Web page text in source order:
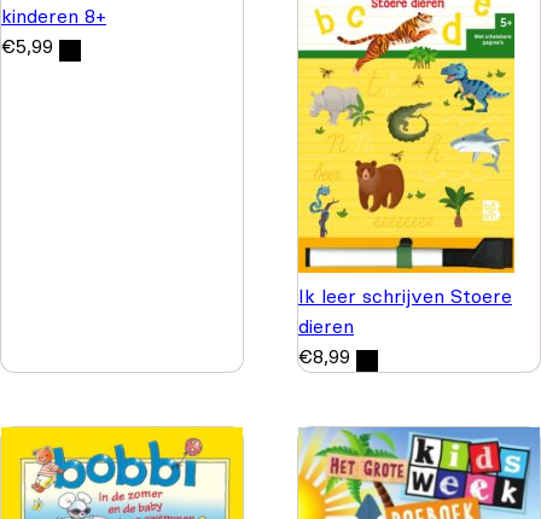
kinderen 8+
€5,99
Ik leer schrijven Stoere
dieren
€8,99